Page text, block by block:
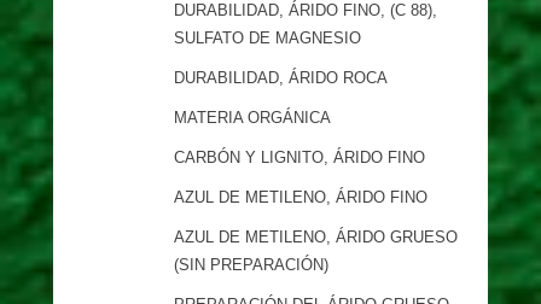
DURABILIDAD, ÁRIDO FINO, (C 88),
SULFATO DE MAGNESIO
DURABILIDAD, ÁRIDO ROCA
MATERIA ORGÁNICA
CARBÓN Y LIGNITO, ÁRIDO FINO
AZUL DE METILENO, ÁRIDO FINO
AZUL DE METILENO, ÁRIDO GRUESO
(SIN PREPARACIÓN)